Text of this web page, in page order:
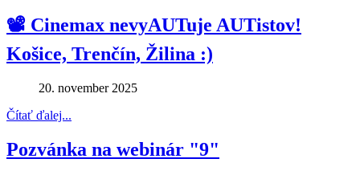
📽 Cinemax nevyAUTuje AUTistov!
Košice, Trenčín, Žilina :)
20. november 2025
Čítať ďalej...
Pozvánka na webinár "9"